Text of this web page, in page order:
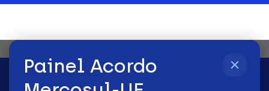
Painel Acordo